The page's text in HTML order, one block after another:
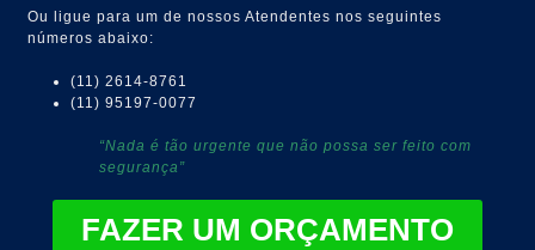
Ou ligue para um de nossos Atendentes nos seguintes
números abaixo:
(11) 2614-8761
(11) 95197-0077
“Nada é tão urgente que não possa ser feito com
segurança”
FAZER UM ORÇAMENTO